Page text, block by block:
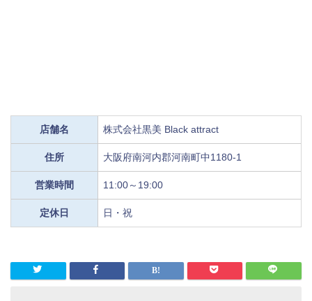
店舗名 株式会社黒美 Black attract
住所 大阪府南河内郡河南町中1180-1
営業時間 11:00～19:00
定休日 日・祝